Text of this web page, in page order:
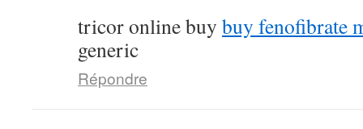
tricor online buy buy fenofibrate
generic
Répondre